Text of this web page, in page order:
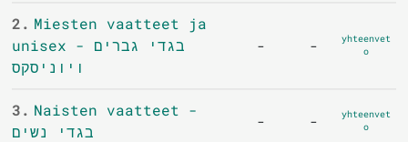
2. Miesten vaatteet ja
unisex - בגדי גברים
ויוניסקס
- -
yhteenvet
o
3. Naisten vaatteet -
בגדי נשים
- -
yhteenvet
o